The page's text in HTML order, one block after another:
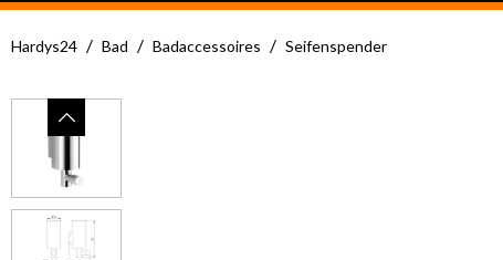
Hardys24 / Bad / Badaccessoires / Seifenspender
Bildergalerie überspringen